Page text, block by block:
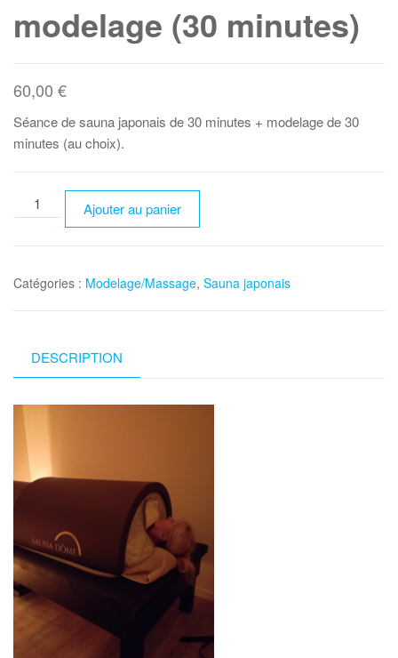
modelage (30 minutes)
60,00 €
Séance de sauna japonais de 30 minutes + modelage de 30
minutes (au choix).
quantité
de
sauna
minutes)
Ajouter au panier
Catégories : Modelage/Massage, Sauna japonais
DESCRIPTION